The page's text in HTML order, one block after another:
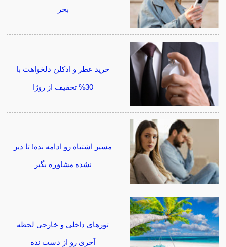
بخر
خرید عطر و ادکلن دلخواهت با
30% تخفیف از روژا
مسیر اشتباه رو ادامه نده! تا دیر
نشده مشاوره بگیر
تورهای داخلی و خارجی لحظه
آخری رو از دست نده